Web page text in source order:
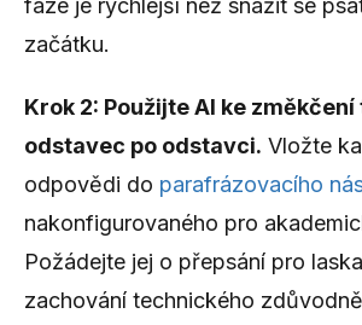
fáze je rychlejší než snažit se
začátku.
Krok 2: Použijte AI ke změkčení
odstavec po odstavci. Vložte
odpovědi do parafrázovacího
nakonfigurovaného pro
Požádejte jej o přepsání pro
zachování technického